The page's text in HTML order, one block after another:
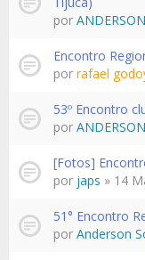
por
Encontro
por rafael
53º Encontro
por
[Fotos]
por japs » 14
51° Encontro
por Anderson